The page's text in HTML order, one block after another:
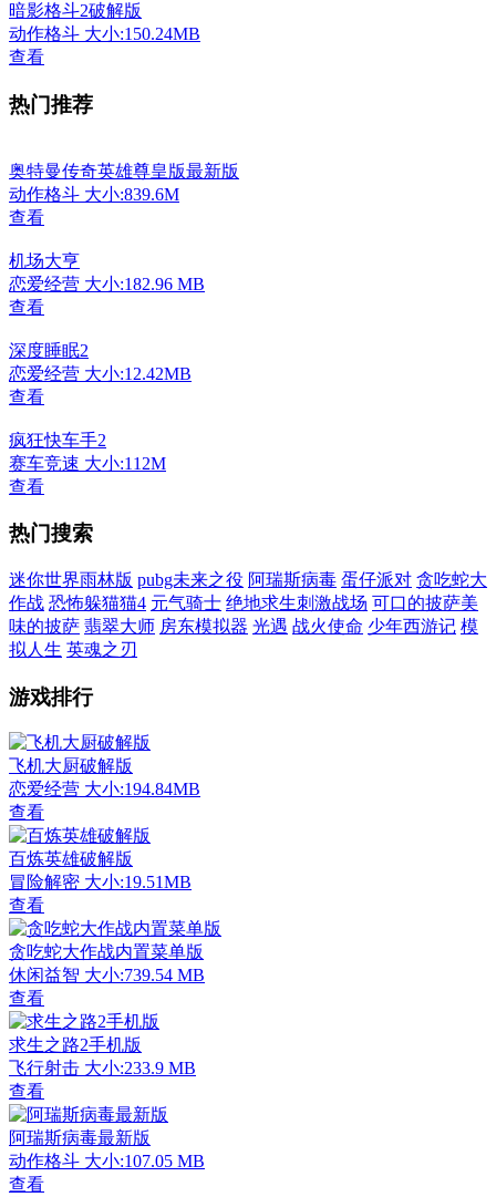
暗影格斗2破解版
动作格斗 大小:150.24MB
查看
热门推荐
奥特曼传奇英雄尊皇版最新版
动作格斗 大小:839.6M
查看
机场大亨
恋爱经营 大小:182.96 MB
查看
深度睡眠2
恋爱经营 大小:12.42MB
查看
疯狂快车手2
赛车竞速 大小:112M
查看
热门搜索
迷你世界雨林版 pubg未来之役 阿瑞斯病毒 蛋仔派对 贪吃蛇大
作战 恐怖躲猫猫4 元气骑士 绝地求生刺激战场 可口的披萨美
味的披萨 翡翠大师 房东模拟器 光遇 战火使命 少年西游记 模
拟人生 英魂之刃
游戏排行
飞机大厨破解版
恋爱经营 大小:194.84MB
查看
百炼英雄破解版
冒险解密 大小:19.51MB
查看
贪吃蛇大作战内置菜单版
休闲益智 大小:739.54 MB
查看
求生之路2手机版
飞行射击 大小:233.9 MB
查看
阿瑞斯病毒最新版
动作格斗 大小:107.05 MB
查看